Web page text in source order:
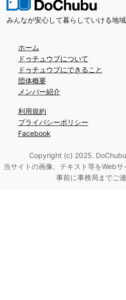
みんなが安心して暮らしていける地域
ホーム
ドゥチュウブについて
ドゥチュウブにできること
団体概要
メンバー紹介
利用規約
プライバシーポリシー
Facebook
Copyright (c) 2025.
当サイトの画像、テキスト等をWebサ
事前に事務局までご